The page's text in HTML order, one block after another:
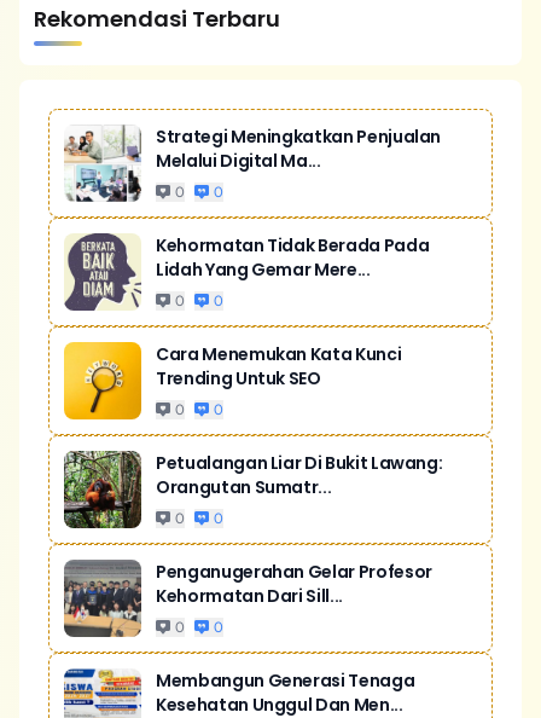
Rekomendasi Terbaru
Strategi Meningkatkan Penjualan
Melalui Digital Ma...
0 0
Kehormatan Tidak Berada Pada
Lidah Yang Gemar Mere...
0 0
Cara Menemukan Kata Kunci
Trending Untuk SEO
0 0
Petualangan Liar Di Bukit Lawang:
Orangutan Sumatr...
0 0
Penganugerahan Gelar Profesor
Kehormatan Dari Sill...
0 0
Membangun Generasi Tenaga
Kesehatan Unggul Dan Men...